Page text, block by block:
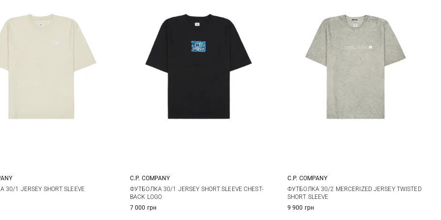
L XL
1 JERSEY SHORT SLEEVE
S M L XL
XXL
C.P. COMPANY
ФУТБОЛКА 30/1 JERSEY SHORT SLEEVE CHEST-
BACK LOGO
7 000 грн
M L XL XXL
C.P. COMPANY
ФУТБОЛКА 30/2 MERCERIZED JERSEY TWISTED
SHORT SLEEVE
9 900 грн